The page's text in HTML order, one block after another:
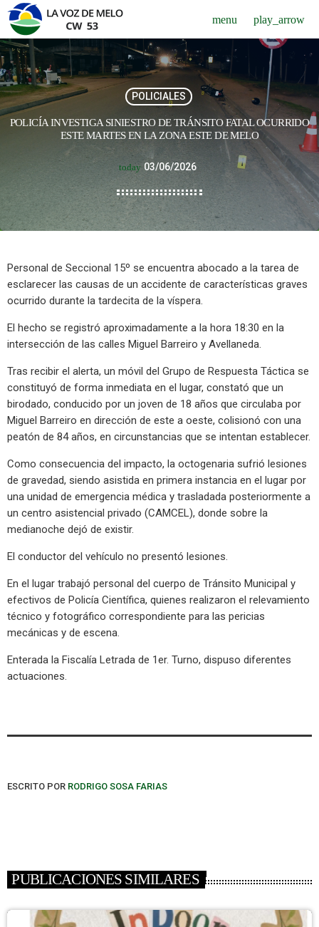
menu play_arrow
POLICIALES
POLICÍA INVESTIGA SINIESTRO DE TRÁNSITO FATAL OCURRIDO
ESTE MARTES EN LA ZONA ESTE DE MELO
today 03/06/2026
Personal de Seccional 15º se encuentra abocado a la tarea de
esclarecer las causas de un accidente de características graves
ocurrido durante la tardecita de la víspera.
El hecho se registró aproximadamente a la hora 18:30 en la
intersección de las calles Miguel Barreiro y Avellaneda.
Tras recibir el alerta, un móvil del Grupo de Respuesta Táctica se
constituyó de forma inmediata en el lugar, constató que un
birodado, conducido por un joven de 18 años que circulaba por
Miguel Barreiro en dirección de este a oeste, colisionó con una
peatón de 84 años, en circunstancias que se intentan establecer.
Como consecuencia del impacto, la octogenaria sufrió lesiones
de gravedad, siendo asistida en primera instancia en el lugar por
una unidad de emergencia médica y trasladada posteriormente a
un centro asistencial privado (CAMCEL), donde sobre la
medianoche dejó de existir.
El conductor del vehículo no presentó lesiones.
En el lugar trabajó personal del cuerpo de Tránsito Municipal y
efectivos de Policía Científica, quienes realizaron el relevamiento
técnico y fotográfico correspondiente para las pericias
mecánicas y de escena.
Enterada la Fiscalía Letrada de 1er. Turno, dispuso diferentes
actuaciones.
ESCRITO POR RODRIGO SOSA FARIAS
PUBLICACIONES SIMILARES